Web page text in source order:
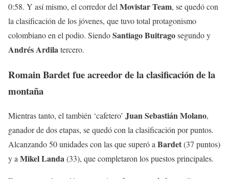
0:58. Y así mismo, el corredor del MovistarTeam, se quedó con
la clasificación de los jóvenes, que tuvo total protagonismo
colombiano en el podio. SiendoSantiagoBuitragosegundo y
AndrésArdilatercero.
Romain Bardet fue acreedor de la clasificación de la
montaña
Mientras tanto, el también ‘cafetero’ JuanSebastiánMolano,
ganador de dos etapas, se quedó con la clasificación por puntos.
Alcanzando 50 unidades con las que superó aBardet(37 puntos)
y aMikelLanda(33), que completaron los puestos principales.